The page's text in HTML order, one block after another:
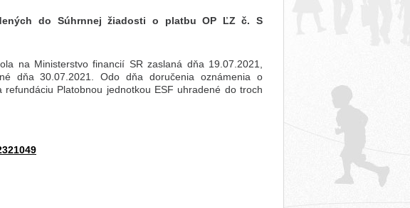
do Súhrnnej žiadosti o platbu OP ĽZ č. S
na Ministerstvo financií SR zaslaná dňa 19.07.2021,
dňa 30.07.2021. Odo dňa doručenia oznámenia o
Platobnou jednotkou ESF uhradené do troch